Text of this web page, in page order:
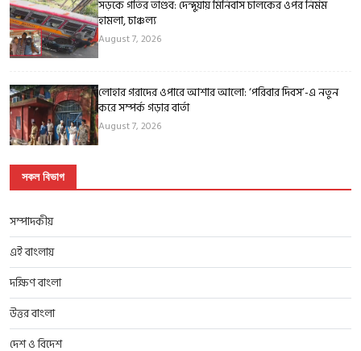
সড়কে গতির তাণ্ডব: দেন্দুয়ায় মিনিবাস চালকের ওপর নির্মম
হামলা, চাঞ্চল্য
August 7, 2026
লোহার গরাদের ওপারে আশার আলো: ‘পরিবার দিবস’-এ নতুন
করে সম্পর্ক গড়ার বার্তা
August 7, 2026
সকল বিভাগ
সম্পাদকীয়
এই বাংলায়
দক্ষিণ বাংলা
উত্তর বাংলা
দেশ ও বিদেশ